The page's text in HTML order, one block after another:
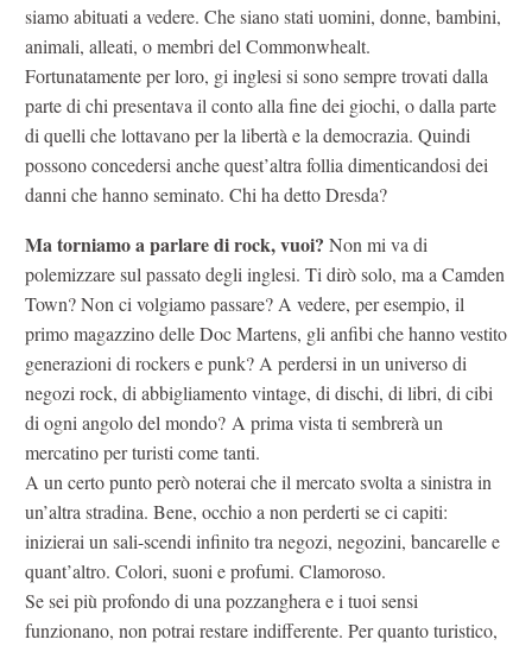
siamo abituati a vedere. Che siano stati uomini, donne, bambini,
animali, alleati, o membri del Commonwhealt.
Fortunatamente per loro, gi inglesi si sono sempre trovati dalla
parte di chi presentava il conto alla fine dei giochi, o dalla parte
di quelli che lottavano per la libertà e la democrazia. Quindi
possono concedersi anche quest’altra follia dimenticandosi dei
danni che hanno seminato. Chi ha detto Dresda?
Ma torniamo a parlare di rock, vuoi? Non mi va di
polemizzare sul passato degli inglesi. Ti dirò solo, ma a Camden
Town? Non ci volgiamo passare? A vedere, per esempio, il
primo magazzino delle Doc Martens, gli anfibi che hanno vestito
generazioni di rockers e punk? A perdersi in un universo di
negozi rock, di abbigliamento vintage, di dischi, di libri, di cibi
di ogni angolo del mondo? A prima vista ti sembrerà un
mercatino per turisti come tanti.
A un certo punto però noterai che il mercato svolta a sinistra in
un’altra stradina. Bene, occhio a non perderti se ci capiti:
inizierai un sali-scendi infinito tra negozi, negozini, bancarelle e
quant’altro. Colori, suoni e profumi. Clamoroso.
Se sei più profondo di una pozzanghera e i tuoi sensi
funzionano, non potrai restare indifferente. Per quanto turistico,